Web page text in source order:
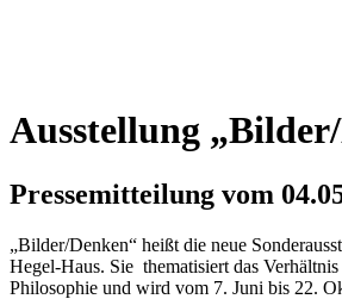
Ausstellung
Pressemitteilung vom
„Bilder/Denken“ heißt die neue
Hegel-Haus. Sie thematisiert das
Philosophie und wird vom 7. Juni bis 22.